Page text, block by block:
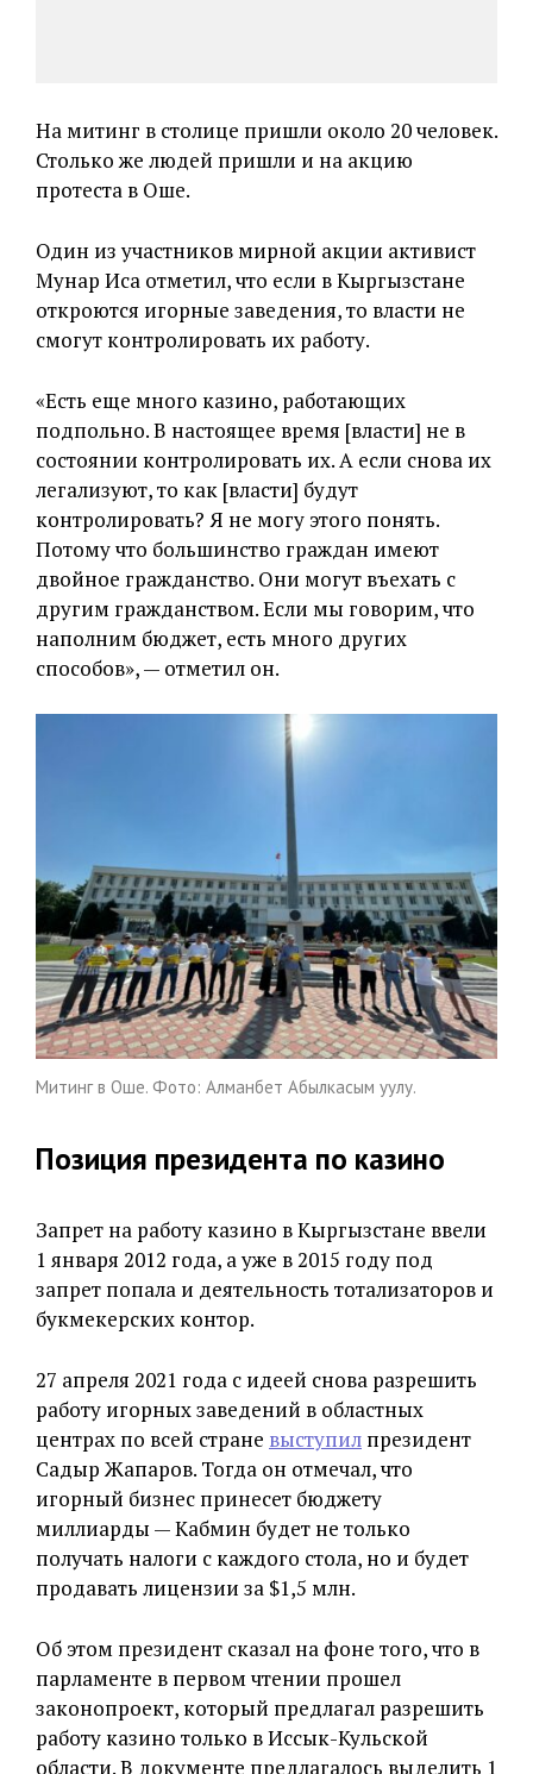
На митинг в столице пришли около 20 человек.
Столько же людей пришли и на акцию
протеста в Оше.
Один из участников мирной акции активист
Мунар Иса отметил, что если в Кыргызстане
откроются игорные заведения, то власти не
смогут контролировать их работу.
«Есть еще много казино, работающих
подпольно. В настоящее время [власти] не в
состоянии контролировать их. А если снова их
легализуют, то как [власти] будут
контролировать? Я не могу этого понять.
Потому что большинство граждан имеют
двойное гражданство. Они могут въехать с
другим гражданством. Если мы говорим, что
наполним бюджет, есть много других
способов», — отметил он.
Митинг в Оше. Фото: Алманбет Абылкасым уулу.
Позиция президента по казино
Запрет на работу казино в Кыргызстане ввели
1 января 2012 года, а уже в 2015 году под
запрет попала и деятельность тотализаторов и
букмекерских контор.
27 апреля 2021 года с идеей снова разрешить
работу игорных заведений в областных
центрах по всей стране выступил президент
Садыр Жапаров. Тогда он отмечал, что
игорный бизнес принесет бюджету
миллиарды — Кабмин будет не только
получать налоги с каждого стола, но и будет
продавать лицензии за $1,5 млн.
Об этом президент сказал на фоне того, что в
парламенте в первом чтении прошел
законопроект, который предлагал разрешить
работу казино только в Иссык-Кульской
области. В документе предлагалось выделить 1